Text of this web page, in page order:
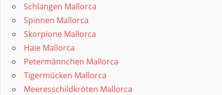
Schlangen Mallorca
Spinnen Mallorca
Skorpione Mallorca
Haie Mallorca
Petermännchen Mallorca
Tigermücken Mallorca
Meeresschildkröten Mallorca